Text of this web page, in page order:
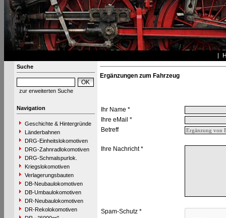
Suche
zur erweiterten Suche
Navigation
Geschichte & Hintergründe
Länderbahnen
DRG-Einheitslokomotiven
DRG-Zahnradlokomotiven
DRG-Schmalspurlok.
Kriegslokomotiven
Verlagerungsbauten
DB-Neubaulokomotiven
DB-Umbaulokomotiven
DR-Neubaulokomotiven
DR-Rekolokomotiven
Ergänzungen zum Fahrzeug
Ihr Name *
Ihre eMail *
Betreff
Ihre Nachricht *
Spam-Schutz *